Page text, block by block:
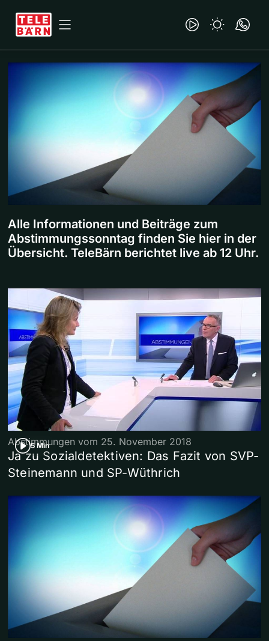
Alle Informationen und Beiträge zum
Abstimmungssonntag finden Sie hier in der
Übersicht. TeleBärn berichtet live ab 12 Uhr.
5 Min
Abstimmungen vom 25. November 2018
Ja zu Sozialdetektiven: Das Fazit von SVP-
Steinemann und SP-Wüthrich